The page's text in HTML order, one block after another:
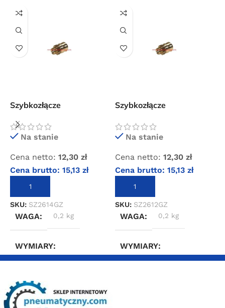
Szybkozłącze
zewnętrznym 1/4″
Na stanie
Cena netto: 12,30 zł
Cena brutto: 15,13 zł
DODAJ DO KOSZYKA
SKU: SZ2614GZ
WAGA 0,2 kg
WYMIARY
Szybkozłącze
zewnętrznym 1/2″
Na stanie
Cena netto: 12,30 zł
Cena brutto: 15,13 zł
DODAJ DO KOSZYKA
SKU: SZ2612GZ
WAGA 0,2 kg
WYMIARY